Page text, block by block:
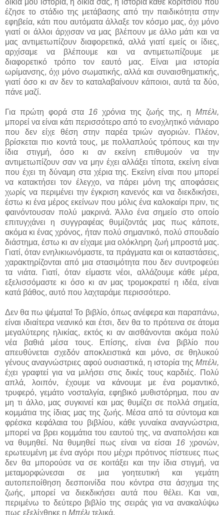
έζησε το στάδιο της μετάβασης από την παιδικότητα στην
εφηβεία, κάτι που αυτόματα άλλαξε τον κόσμο μας, όχι μόνο
γιατί οι άλλοι άρχισαν να μας βλέπουν με άλλο μάτι και να
μας αντιμετωπίζουν διαφορετικά, αλλά γιατί εμείς οι ίδιες,
αρχίσαμε να βλέπουμε και να αντιμετωπίζουμε με
διαφορετικό τρόπο τον εαυτό μας. Είναι μια ιστορία
ωρίμανσης, όχι μόνο σωματικής, αλλά και συναισθηματικής,
γιατί όσο κι αν δεν το καταλαβαίνουν κάποιοι, αυτά τα δύο,
πάνε μαζί.
Για πρώτη φορά στα 16 χρόνια της ζωής της, η Μπέλι,
μπορεί να είναι κάτι περισσότερο από το ενοχλητικό νιάνιαρο
που δεν είχε θέση στην παρέα τριών αγοριών. Πλέον,
βρίσκεται πιο κοντά τους, με πολλαπλούς τρόπους και την
ίδια στιγμή, όσο κι αν εκείνη επιθυμούν να την
αντιμετωπίζουν σαν να μην έχει αλλάξει τίποτα, εκείνη είναι
που έχει τη δύναμη στα χέρια της. Εκείνη είναι που μπορεί
να κατακτήσει τον έλεγχο, να πάρει μόνη της αποφάσεις
χωρίς να περιμένει την έγκριση κανενός και να διεκδικήσει,
έστω κι ένα μέρος εκείνων που μόλις ένα καλοκαίρι πριν, τις
φαινόντουσαν πολύ μακρινά. Άλλο ένα σημείο στο οποίο
επιτυγχάνει η συγγραφέας θυμίζοντάς μας πως κάποτε,
ακόμα κι ένας χρόνος, ήταν πολύ σημαντικό, πολύ σπουδαίο
διάστημα, έστω κι αν είχαμε μια ολόκληρη ζωή μπροστά μας.
Γιατί, όταν ενηλικιωνόμαστε, τα πράγματα και οι καταστάσεις,
χαρακτηρίζονται από μια στασιμότητα που δεν συντροφεύει
τα νιάτα. Γιατί, όταν είμαστε νέοι, αλλάζουμε κάθε μέρα,
εξελισσόμαστε κι όσο κι αν μας τρομοκρατεί η ιδέα, είναι
κατά βάθος, αυτό που λαχταράμε περισσότερο.
Δεν θα πω ψέματα! Το βιβλίο, όπως ανέφερα και παραπάνω,
είναι ιδιαίτερα νεανικό και έτσι, δεν θα το πρότεινα σε άτομα
μεγαλύτερης ηλικίας, εκτός κι αν αισθάνονται ακόμα πολύ
νέα βαθιά μέσα τους. Επίσης, είναι ένα βιβλίο που
απευθύνεται σχεδόν αποκλειστικά και μόνο, σε θηλυκού
γένους αναγνώστριες αφού ουσιαστικά, η ιστορία της Μπέλι,
έχει γραφτεί για να μιλήσει στις δικές τους καρδιές. Πολύ
απλά, λοιπόν, έχουμε να κάνουμε με ένα ρομαντικό,
τρυφερό, γεμάτο νοσταλγία, εφηβικό μυθιστόρημα, που αν
μη τι άλλο, μας συγκινεί και μας θυμίζει σε πολλά σημεία,
κομμάτια της ίδιας μας της ζωής. Μέσα από τα σύντομα και
φρέσκα κεφάλαια του βιβλίου, κάθε γυναίκα αναγνώστρια,
μπορεί να βρει κομμάτια του εαυτού της, να αναπολήσει και
να θυμηθεί. Να θυμηθεί πως είναι να είσαι 16χρονών,
ερωτευμένη με ένα αγόρι που μέχρι πρότινος πίστευες πως
δεν θα μπορούσε να σε κοιτάξει και την ίδια στιγμή, να
μεταμορφώνεσαι σε μια γοητευτική και γεμάτη
αυτοπεποίθηση δεσποινίδα που κόντρα στα άσχημα της
ζωής, μπορεί να διεκδικήσει αυτά που θέλει. Και ναι,
περιμένω το δεύτερο βιβλίο της σειράς για να ανακαλύψω
πως εξελίχθηκε η Μπέλι τελικά.